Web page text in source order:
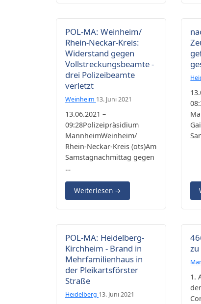
POL-MA: Weinheim/
Rhein-Neckar-Kreis:
Widerstand gegen
Vollstreckungsbeamte -
drei Polizeibeamte
verletzt
Weinheim 13. Juni 2021
13.06.2021 –
09:28Polizeipräsidium
MannheimWeinheim/
Rhein-Neckar-Kreis (ots)Am
Samstagnachmittag gegen
…
Weiterlesen →
POL-MA: Heidelberg-
Kirchheim - Brand in
Mehrfamilienhaus in
der Pleikartsförster
Straße
Heidelberg 13. Juni 2021
1.